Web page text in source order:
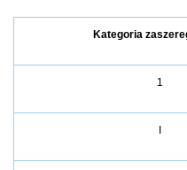
Kategoria
1